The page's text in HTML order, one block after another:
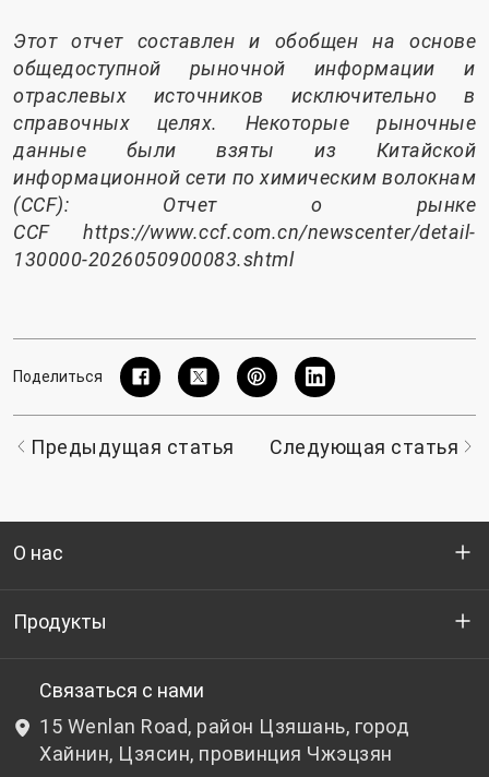
Этот отчет составлен и обобщен на основе
общедоступной рыночной информации и
отраслевых источников исключительно в
справочных целях. Некоторые рыночные
данные были взяты из Китайской
информационной сети по химическим волокнам
(CCF): Отчет о рынке
CCF https://www.ccf.com.cn/newscenter/detail-
130000-2026050900083.shtml
Поделиться
Предыдущая статья Следующая статья
О нас
Кто мы
НИОКР
Новости и события
Продукты
Бутылочный ПЭТ-гранулят
Небутылочный ПЭТ-гранулят
Связаться с нами
15 Wenlan Road, район Цзяшань, город
Хайнин, Цзясин, провинция Чжэцзян